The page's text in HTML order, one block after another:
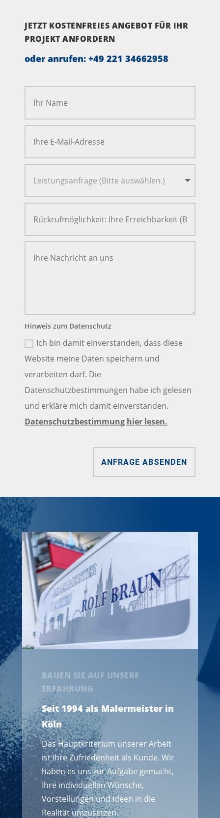
JETZT KOSTENFREIES ANGEBOT FÜR IHR
PROJEKT ANFORDERN
oder anrufen: +49 221 34662958
Hinweis zum Datenschutz
Ich bin damit einverstanden, dass diese
Website meine Daten speichern und
verarbeiten darf. Die
Datenschutzbestimmungen habe ich gelesen
und erkläre mich damit einverstanden.
Datenschutzbestimmung hier lesen.
ANFRAGE ABSENDEN
BAUEN SIE AUF UNSERE
ERFAHRUNG
Seit 1994 als Malermeister in
Köln
Das Hauptkriterium unserer Arbeit
ist Ihre Zufriedenheit als Kunde. Wir
haben es uns zur Aufgabe gemacht,
Ihre individuellen Wünsche,
Vorstellungen und Ideen in die
Realität umzusetzen.